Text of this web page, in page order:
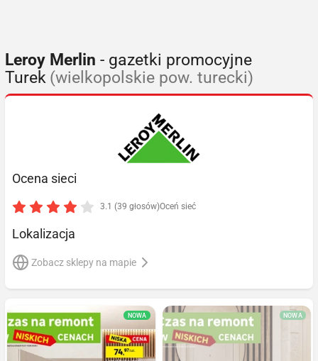
Leroy Merlin - gazetki promocyjne
Turek (wielkopolskie pow. turecki)
Ocena sieci
3.1 (39 głosów)Oceń sieć
Lokalizacja
Zobacz sklepy na mapie
NOWA NOWA